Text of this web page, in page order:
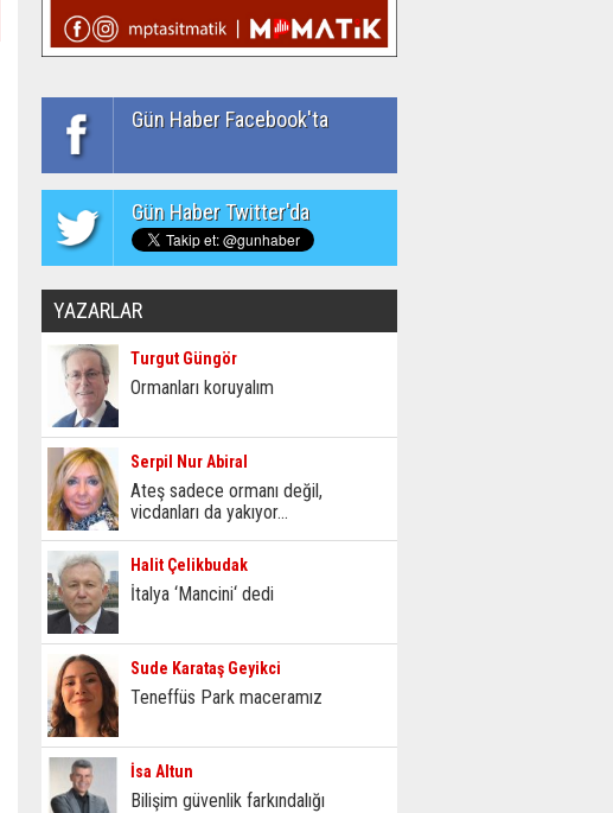
Gün Haber Facebook'ta
Gün Haber Twitter'da
YAZARLAR
Turgut Güngör
Ormanları koruyalım
Serpil Nur Abiral
Ateş sadece ormanı değil,
vicdanları da yakıyor...
Halit Çelikbudak
İtalya ‘Mancini‘ dedi
Sude Karataş Geyikci
Teneffüs Park maceramız
İsa Altun
Bilişim güvenlik farkındalığı